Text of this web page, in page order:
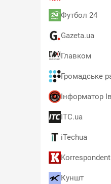
Футбол 24
Gazeta.ua
Главком
Громадське
Інформатор
ITC.ua
iTechua
Куншт